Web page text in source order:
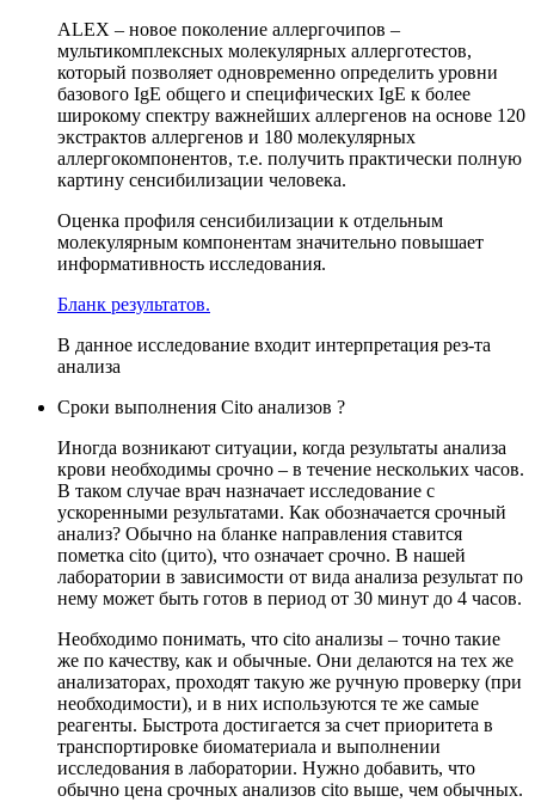
ALEX – новое поколение аллергочипов –
мультикомплексных молекулярных аллерготестов,
который позволяет одновременно определить уровни
базового IgE общего и специфических IgE к более
широкому спектру важнейших аллергенов на основе 120
экстрактов аллергенов и 180 молекулярных
аллергокомпонентов, т.е. получить практически полную
картину сенсибилизации человека.
Оценка профиля сенсибилизации к отдельным
молекулярным компонентам значительно повышает
информативность исследования.
Бланк результатов.
В данное исследование входит интерпретация рез-та
анализа
Сроки выполнения Cito анализов ?
Иногда возникают ситуации, когда результаты анализа
крови необходимы срочно – в течение нескольких часов.
В таком случае врач назначает исследование с
ускоренными результатами. Как обозначается срочный
анализ? Обычно на бланке направления ставится
пометка cito (цито), что означает срочно. В нашей
лаборатории в зависимости от вида анализа результат по
нему может быть готов в период от 30 минут до 4 часов.
Необходимо понимать, что cito анализы – точно такие
же по качеству, как и обычные. Они делаются на тех же
анализаторах, проходят такую же ручную проверку (при
необходимости), и в них используются те же самые
реагенты. Быстрота достигается за счет приоритета в
транспортировке биоматериала и выполнении
исследования в лаборатории. Нужно добавить, что
обычно цена срочных анализов cito выше, чем обычных.